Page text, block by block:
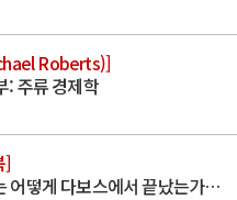
Roberts)]
: 주류 경제학
]
어떻게 다보스에서 끝났는가…